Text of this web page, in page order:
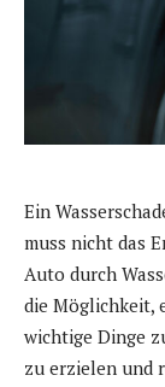
Ein
muss nicht das
Auto durch
die Möglichkeit,
wichtige Dinge
zu erzielen und